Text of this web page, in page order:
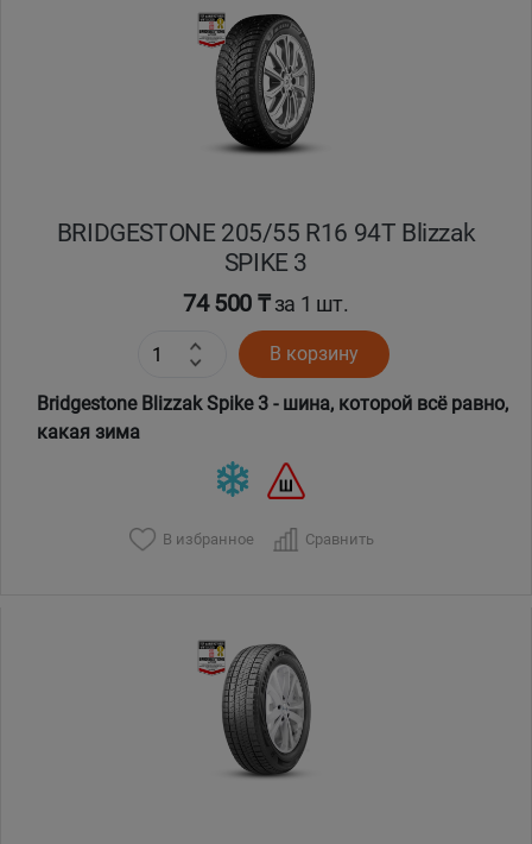
BRIDGESTONE 205/55 R16 94T Blizzak
SPIKE 3
74 500 ₸за 1 шт.
В корзину
Bridgestone Blizzak Spike 3 - шина, которой всё равно,
какая зима
В избранное Сравнить